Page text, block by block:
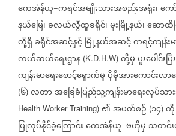
ကေအဲန်ယူ−ကရင်အမျိုးသားအစည်းအရုံး၊ကေ
နယ်မြေ၊ခလယ်လွီထူခရိုင်၊မူးမြို့နယ်၊ဆောထိ
တို့ရှိခရိုင်အဆင့်နှင့်မြို့နယ်အဆင့်ကရင့်ကျန်း
ကယ်ဆယ်ရေးဌာန (K.D.H.W) တို့မှပူးပေါင်းပြီး
ကျန်းမာရေးစောင့်ရှောက်မှုပိုမိုအားကောင်းလာ
(၆) လတာအခြေခံပြည်သူ့ကျန်းမာရေးလုပ်သ
Health Worker Training) ၏အပတ်စဉ် (၁၄) ကို
ပြုလုပ်နိုင်ခဲ့ကြောင်းကေအဲန်ယူ−ဗဟိုမှ သတင်း